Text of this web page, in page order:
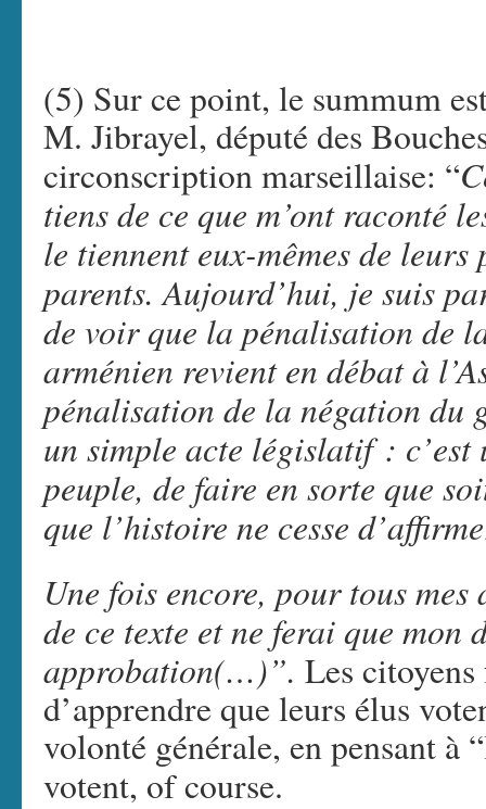
(5) Sur ce point, le summum
M. Jibrayel, député des
circonscription marseillaise: “
tiens de ce que m’ont raconté
le tiennent eux-mêmes de
parents. Aujourd’hui, je suis
de voir que la pénalisation de
arménien revient en débat à
pénalisation de la négation du
un simple acte législatif :
peuple, de faire en sorte que
que l’histoire ne cesse
Une fois encore, pour tous
de ce texte et ne ferai que
approbation(…)”. Les
d’apprendre que leurs élus
volonté générale, en pensant à
votent, of course.